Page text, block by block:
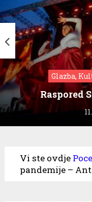
Glazba,
Raspored
Vi ste ovdje
pandemije –